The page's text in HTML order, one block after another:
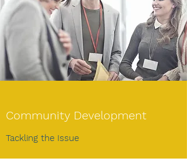
Community Development
Tackling the Issue